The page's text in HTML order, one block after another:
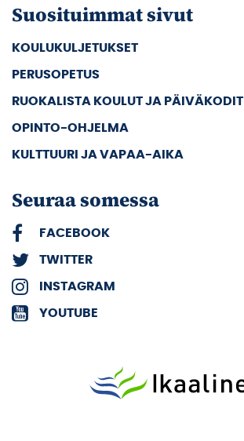
Suosituimmat sivut
KOULUKULJETUKSET
PERUSOPETUS
RUOKALISTA KOULUT JA PÄIVÄKODIT
OPINTO-OHJELMA
KULTTUURI JA VAPAA-AIKA
Seuraa somessa
FACEBOOK
TWITTER
INSTAGRAM
YOUTUBE